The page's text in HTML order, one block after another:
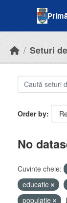
Seturi
Order by
No
Cuvinte cheie:
educatie
populatie